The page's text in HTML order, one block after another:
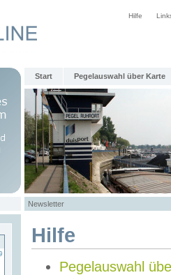
Hilfe
Start Pegelauswahl über Karte
Newsletter
Hilfe
Pegelauswahl